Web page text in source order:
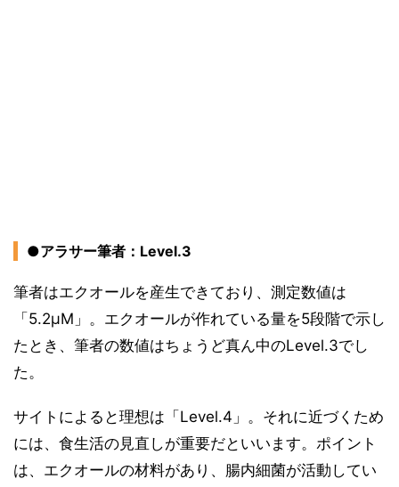
●アラサー筆者：Level.3
筆者はエクオールを産生できており、測定数値は
「5.2µM」。エクオールが作れている量を5段階で示し
たとき、筆者の数値はちょうど真ん中のLevel.3でし
た。
サイトによると理想は「Level.4」。それに近づくため
には、食生活の見直しが重要だといいます。ポイント
は、エクオールの材料があり、腸内細菌が活動してい